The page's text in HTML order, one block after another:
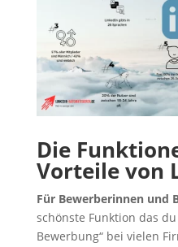
Die
Vorteile von
Für Bewerberinnen und
schönste Funktion das
Bewerbung“ bei vielen